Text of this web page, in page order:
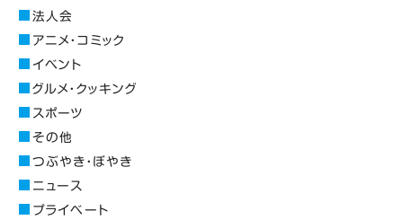
法人会
アニメ・コミック
イベント
グルメ・クッキング
スポーツ
その他
つぶやき・ぼやき
ニュース
プライベート